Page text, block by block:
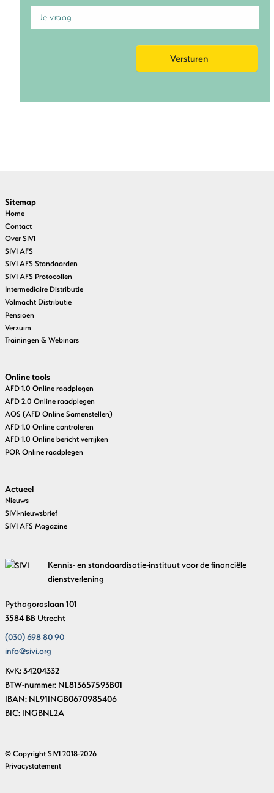
Sitemap
Home
Contact
Over SIVI
SIVI AFS
SIVI AFS Standaarden
SIVI AFS Protocollen
Intermediaire Distributie
Volmacht Distributie
Pensioen
Verzuim
Trainingen & Webinars
Online tools
AFD 1.0 Online raadplegen
AFD 2.0 Online raadplegen
AOS (AFD Online Samenstellen)
AFD 1.0 Online controleren
AFD 1.0 Online bericht verrijken
POR Online raadplegen
Actueel
Nieuws
SIVI-nieuwsbrief
SIVI AFS Magazine
Kennis- en standaardisatie-instituut voor de financiële
dienstverlening
Pythagoraslaan 101
3584 BB Utrecht
(030) 698 80 90
info@sivi.org
KvK: 34204332
BTW-nummer: NL813657593B01
IBAN: NL91INGB0670985406
BIC: INGBNL2A
© Copyright SIVI 2018-2026
Privacystatement